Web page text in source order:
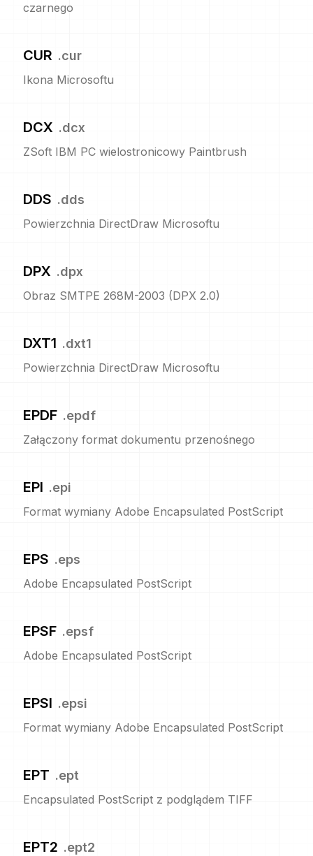
czarnego
CUR .cur
Ikona Microsoftu
DCX .dcx
ZSoft IBM PC wielostronicowy Paintbrush
DDS .dds
Powierzchnia DirectDraw Microsoftu
DPX .dpx
Obraz SMTPE 268M-2003 (DPX 2.0)
DXT1 .dxt1
Powierzchnia DirectDraw Microsoftu
EPDF .epdf
Załączony format dokumentu przenośnego
EPI .epi
Format wymiany Adobe Encapsulated PostScript
EPS .eps
Adobe Encapsulated PostScript
EPSF .epsf
Adobe Encapsulated PostScript
EPSI .epsi
Format wymiany Adobe Encapsulated PostScript
EPT .ept
Encapsulated PostScript z podglądem TIFF
EPT2 .ept2